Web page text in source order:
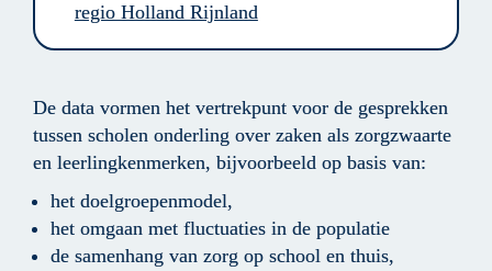
regio Holland Rijnland
De data vormen het vertrekpunt voor de gesprekken
tussen scholen onderling over zaken als zorgzwaarte
en leerlingkenmerken, bijvoorbeeld op basis van:
het doelgroepenmodel,
het omgaan met fluctuaties in de populatie
de samenhang van zorg op school en thuis,